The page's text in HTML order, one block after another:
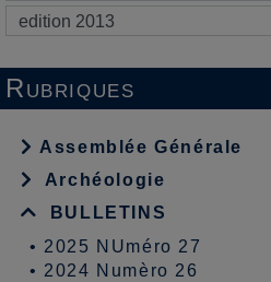
Rubriques
Assemblée Générale
Archéologie
BULLETINS
• 2025 NUméro 27
• 2024 Numèro 26